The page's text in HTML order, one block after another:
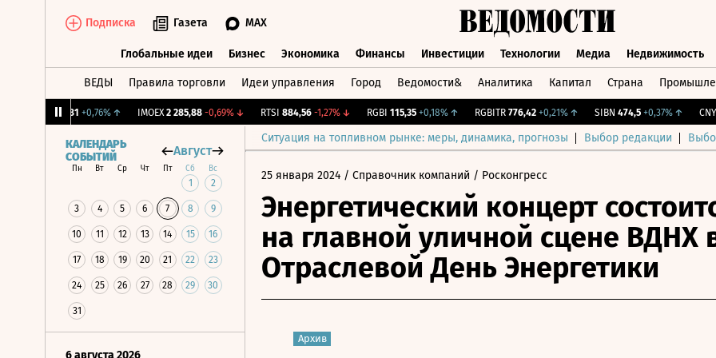
Подписка Газета MAX
Глобальные идеи Бизнес Экономика Финансы Инвестиции Технологии Медиа Недвижимость
ВЕДЫ Правила торговли Идеи управления Город Ведомости& Аналитика Капитал Страна
+0,76%↑ IMOEX 2 285,88 -0,69%↓ RTSI 884,56 -1,27%↓ RGBI 115,35 +0,18% ↑ RGBITR 776,42 +0,21%↑ SIBN 474,5 +0,37%↑ CNY
Ситуация на топливном рынке: меры, динамика, прогнозы Выбор редакции
КАЛЕНДАРЬ
СОБЫТИЙ
Август
Пн Вт Ср Чт Пт Сб Вс
1 2
3 4 5 6 7 8 9
10 11 12 13 14 15 16
17 18 19 20 21 22 23
24 25 26 27 28 29 30
31
6 августа 2026
25 января 2024 / Справочник компаний / Росконгресс
Энергетический концерт
на главной уличной сцене ВДНХ
Отраслевой День Энергетики
Архив